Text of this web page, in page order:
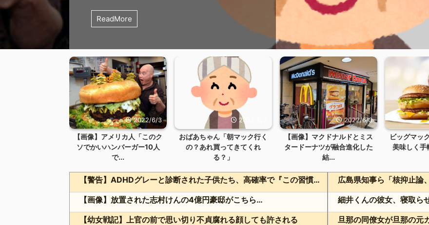
ReadMore
2022/6/3
【画像】アメリカ人「このク
ソでかいハンバーガー10人
で...
2022/6/3
おばあちゃん「朝マック行く
の？あれ買ってきてくれ
る？」
2022/6/3
【画像】マクドナルドとミス
タードーナツが融合進化した
結...
ビッグマッ
美味しく
【警告】ADHDグレーと診断された子供たち、高確率で『この習慣』をやっていた→！！！
【画像】放置された志村けんの4億円豪邸がこちら…
【幼女戦記】上官の前で思い切り不貞腐れる顔しても許される
細井くんの彼女、寝取ら